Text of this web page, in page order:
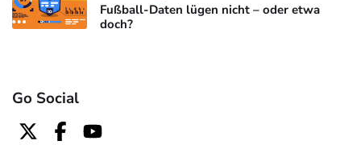
Fußball-Daten lügen nicht – oder etwa
doch?
Go Social